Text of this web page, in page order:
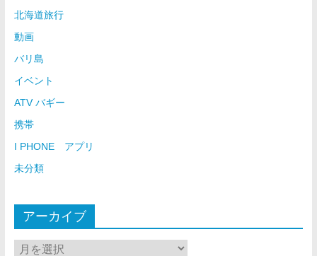
北海道旅行
動画
バリ島
イベント
ATV バギー
携帯
I PHONE アプリ
未分類
アーカイブ